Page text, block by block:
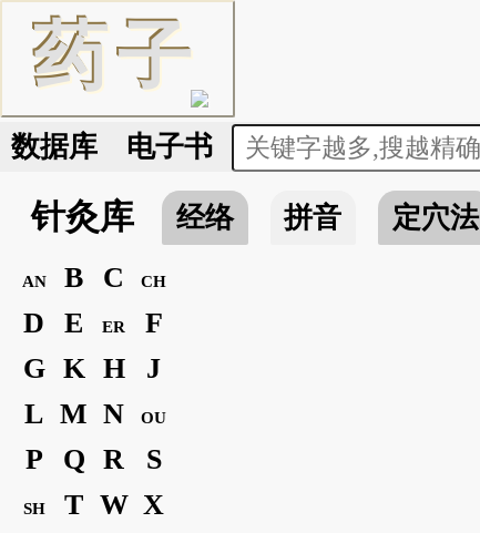
药子
数据库 电子书
针灸库 经络 拼音 定穴法
AN B C CH
D E ER
F
G K H
J
L M N OU
P Q R S
SH T W X